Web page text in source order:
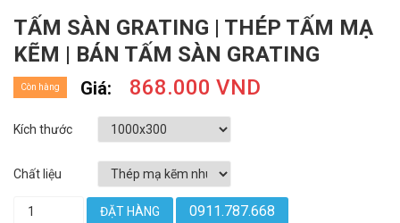
TẤM SÀN GRATING | THÉP TẤM MẠ
KẼM | BÁN TẤM SÀN GRATING
Giá: 868.000 VND
Còn hàng
Kích thước
Chất liệu
ĐẶT HÀNG 0911.787.668